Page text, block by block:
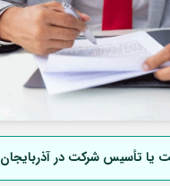
یا تأسیس شرکت در آذربایجان